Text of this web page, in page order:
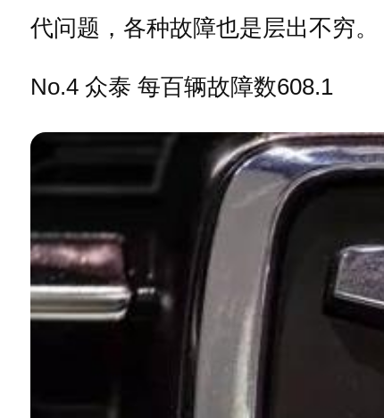
代问题，各种故障也是层出不穷。
No.4 众泰 每百辆故障数608.1